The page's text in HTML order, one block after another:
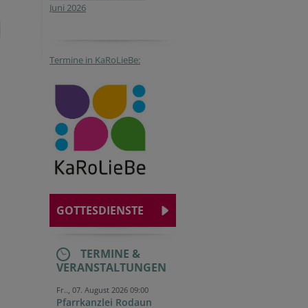
Juni 2026
Termine in KaRoLieBe:
GOTTESDIENSTE
TERMINE &
VERANSTALTUNGEN
Fr.., 07. August 2026 09:00
Pfarrkanzlei Rodaun